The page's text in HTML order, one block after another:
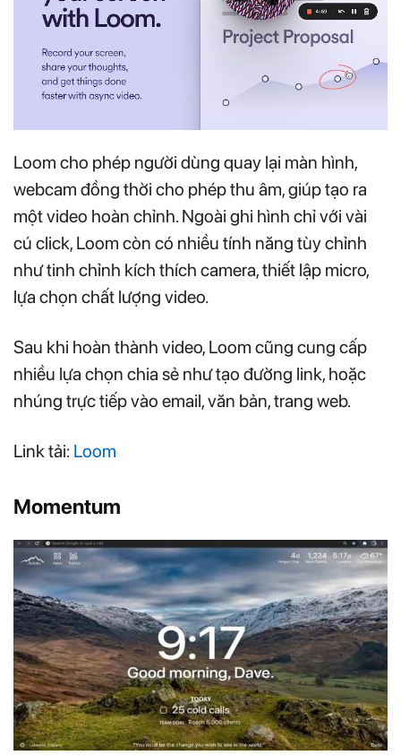
Loom cho phép người dùng quay lại màn hình,
webcam đồng thời cho phép thu âm, giúp tạo ra
một video hoàn chỉnh. Ngoài ghi hình chỉ với vài
cú click, Loom còn có nhiều tính năng tùy chỉnh
như tinh chỉnh kích thích camera, thiết lập micro,
lựa chọn chất lượng video.
Sau khi hoàn thành video, Loom cũng cung cấp
nhiều lựa chọn chia sẻ như tạo đường link, hoặc
nhúng trực tiếp vào email, văn bản, trang web.
Link tải: Loom
Momentum